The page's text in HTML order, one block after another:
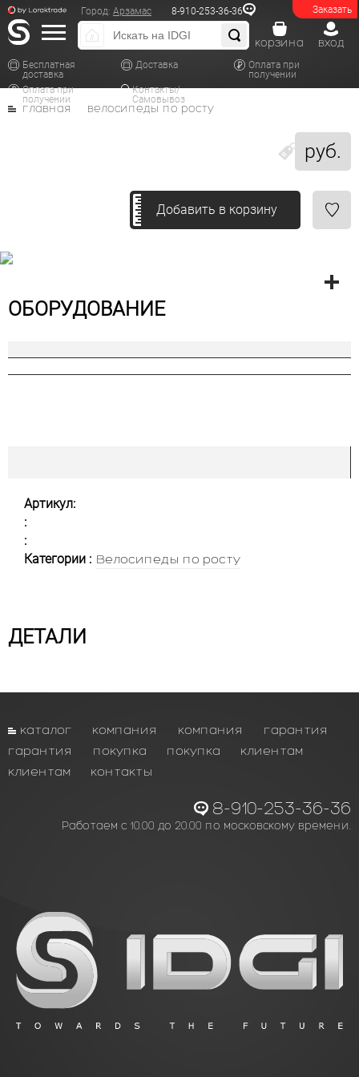
Заказать
Город: Арзамас 8-910-253-36-36
Бесплатная
доставка
Доставка
Оплата при
получении
Оплата при
получении
Контакты/
Самовывоз
вход
корзина
руб.
главная велосипеды по росту
Добавить в корзину
ОБОРУДОВАНИЕ
Артикул:
:
:
Категории : Велосипеды по росту
ДЕТАЛИ
каталог компания компания
гарантия
гарантия
покупка покупка
клиентам
клиентам
контакты
8-910-253-36-36
Работаем с 10.00 до 20.00 по московскому времени.